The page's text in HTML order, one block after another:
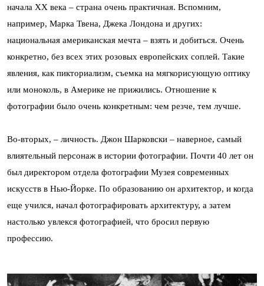
начала ХХ века – страна очень практичная. Вспомним,
например, Марка Твена, Джека Лондона и других:
национальная американская мечта – взять и добиться. Очень
конкретно, без всех этих розовых европейских соплей. Такие
явления, как пикториализм, съемка на мягкорисующую оптику
или моноколь, в Америке не прижились. Отношение к
фотографии было очень конкретным: чем резче, тем лучше.
Во-вторых, – личность. Джон Шарковски – наверное, самый
влиятельный персонаж в истории фотографии. Почти 40 лет он
был директором отдела фотографии Музея современных
искусств в Нью-Йорке. По образованию он архитектор, и когда
еще учился, начал фотографировать архитектуру, а затем
настолько увлекся фотографией, что бросил первую
профессию.